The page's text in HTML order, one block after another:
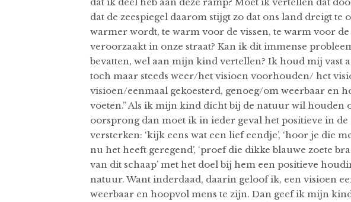
dat de zeespiegel daarom stijgt zo dat ons land dreigt te
warmer wordt, te warm voor de vissen, te warm voor
veroorzaakt in onze straat? Kan ik dit immense
bevatten, wel aan mijn kind vertellen? Ik houd mij vast
toch maar steeds weer/het visioen voorhouden/ het
visioen/eenmaal gekoesterd, genoeg/om weerbaar en
voeten.” Als ik mijn kind dicht bij de natuur wil houden
oorsprong dan moet ik in ieder geval het positieve in
versterken: ‘kijk eens wat een lief eendje’, ‘hoor je die
nu het heeft geregend’, ‘proef die dikke blauwe zoete
van dit schaap’ met het doel bij hem een positieve
natuur. Want inderdaad, daarin geloof ik, een visioen
weerbaar en hoopvol mens te zijn. Dan geef ik mijn